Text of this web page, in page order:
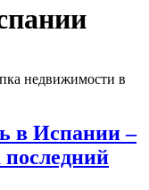
недвижимости в
в Испании –
последний